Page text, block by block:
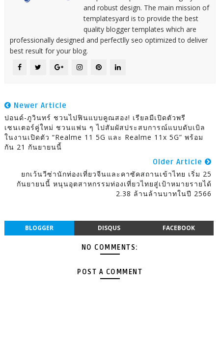
and robust design. The main mission of
templatesyard is to provide the best
quality blogger templates which are
professionally designed and perfectlly seo optimized to deliver
best result for your blog.
Newer Article
ปอนด์-ภูวินทร์ ชวนไปฟินแบบคูณสอง! เรียลมีเปิดตัวพรี
เซนเตอร์คู่ใหม่ ชวนแฟน ๆ ไปสัมผัสประสบการณ์แบบดับเบิล
ในงานเปิดตัว “realme 11 5G และ Realme 11x 5G” พร้อม
กัน 21 กันยายนนี้
Older Article
ยกเว้นวีซ่านักท่องเที่ยวจีนและคาซัคสถานเข้าไทย เริ่ม 25
กันยายนนี้ หนุนอุตสาหกรรมท่องเที่ยวไทยสู่เป้าหมายรายได้
2.38 ล้านล้านบาทในปี 2566
BLOGGER DISQUS FACEBOOK
NO COMMENTS:
POST A COMMENT